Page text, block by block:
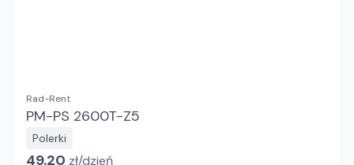
Rad-Rent
PM-PS 2600T-Z5
Polerki
49.20 zł/dzień